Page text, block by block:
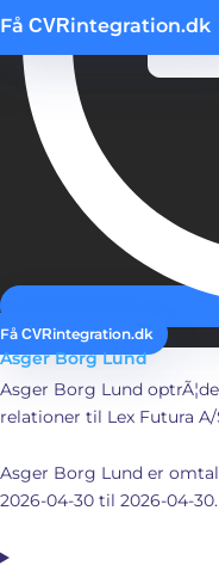
Få CVRintegration.dk
Få CVRintegration.dk
Asger Borg Lund
Asger Borg Lund
relationer til Lex Futura
Asger Borg Lund er
2026-04-30 til 2026-04-30.